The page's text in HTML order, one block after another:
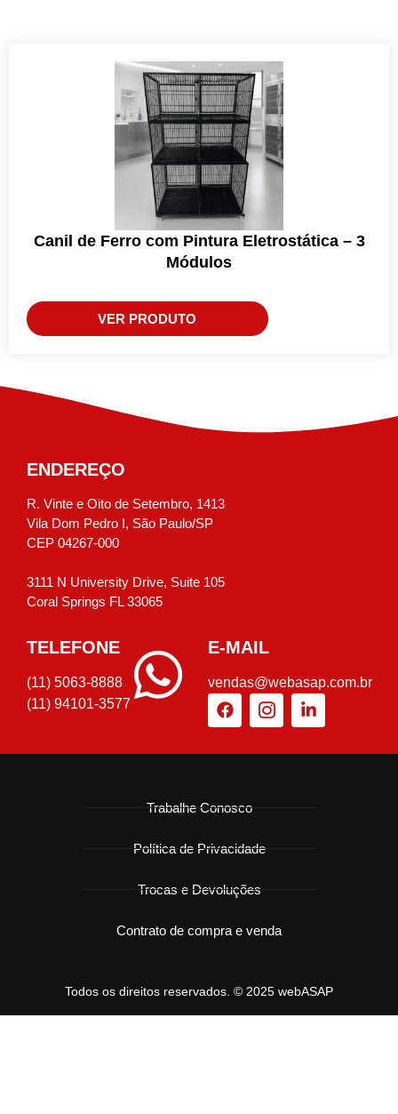
Canil de Ferro com Pintura Eletrostática – 3
Módulos
VER PRODUTO
ENDEREÇO
R. Vinte e Oito de Setembro, 1413
Vila Dom Pedro I, São Paulo/SP
CEP 04267-000
3111 N University Drive, Suite 105
Coral Springs FL 33065
TELEFONE
(11) 5063-8888
(11) 94101-3577
E-MAIL
vendas@webasap.com.br
Todos os direitos reservados. © 2025 webASAP
Trabalhe Conosco
Política de Privacidade
Trocas e Devoluções
Contrato de compra e venda